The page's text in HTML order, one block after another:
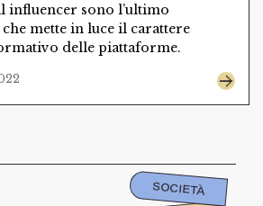
influencer sono l’ultimo
mette in luce il carattere
delle piattaforme.
SOCIETÀ